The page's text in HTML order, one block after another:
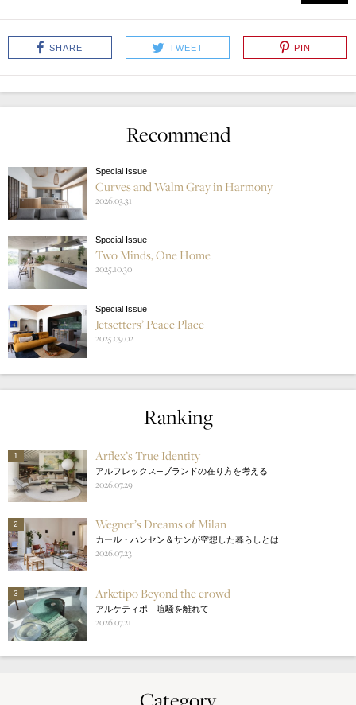
SHARE TWEET PIN
Recommend
Special Issue
Curves and Walm Gray in Harmony
2026.03.31
Special Issue
Two Minds, One Home
2025.10.30
Special Issue
Jetsetters’ Peace Place
2025.09.02
Ranking
1 Arflex’s True Identity
アルフレックス─ブランドの在り方を考える
2026.07.29
2 Wegner’s Dreams of Milan
カール・ハンセン＆サンが空想した暮らしとは
2026.07.23
3 Arketipo Beyond the crowd
アルケティポ 喧騒を離れて
2026.07.21